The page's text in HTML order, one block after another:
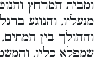
ומבית המרחץ
מנעליו, והנוגע
וההולך בין
שמפלא כליו,